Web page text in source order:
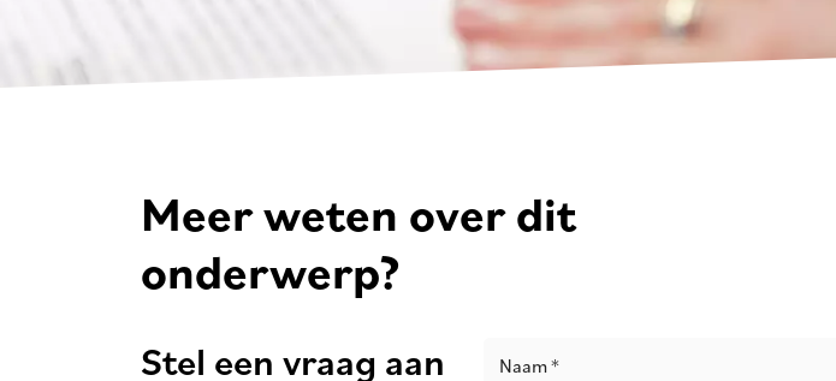
Meer weten over dit
onderwerp?
Stel een vraag aan
Naam *